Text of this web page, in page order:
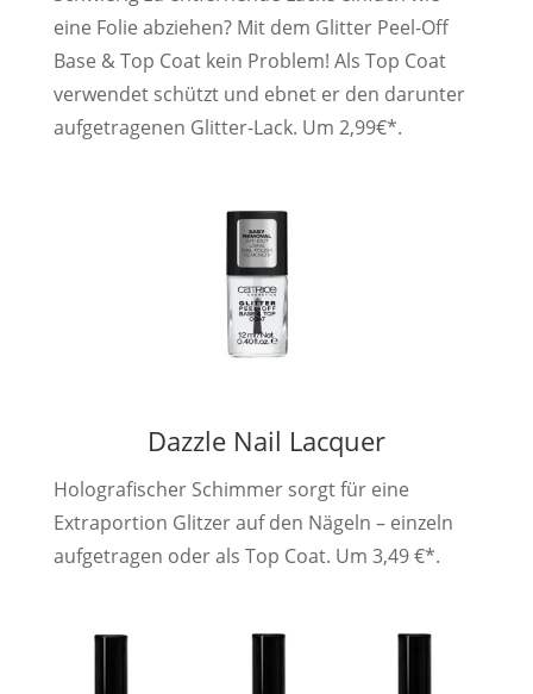
eine Folie abziehen? Mit dem Glitter Peel-Off
Base & Top Coat kein Problem! Als Top Coat
verwendet schützt und ebnet er den darunter
aufgetragenen Glitter-Lack. Um 2,99€*.
Dazzle Nail Lacquer
Holografischer Schimmer sorgt für eine
Extraportion Glitzer auf den Nägeln – einzeln
aufgetragen oder als Top Coat. Um 3,49 €*.